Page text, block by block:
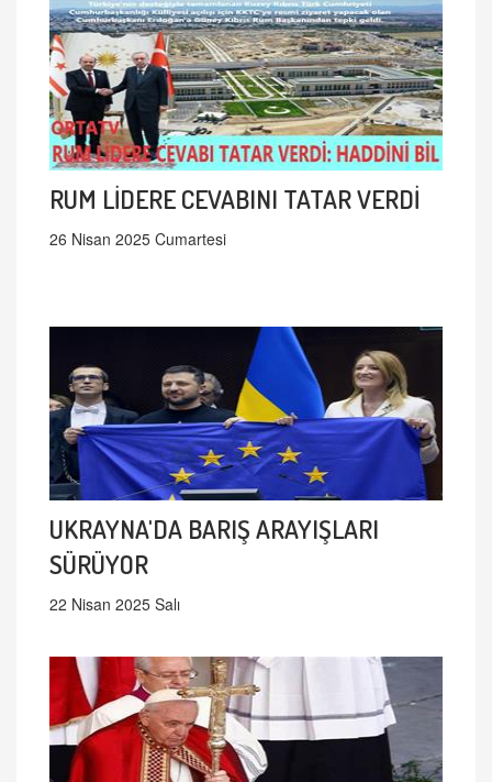
RUM LİDERE CEVABINI TATAR VERDİ
26 Nisan 2025 Cumartesi
UKRAYNA'DA BARIŞ ARAYIŞLARI
SÜRÜYOR
22 Nisan 2025 Salı